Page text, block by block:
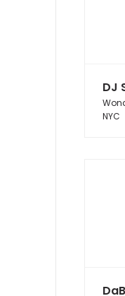
DJ
NYC